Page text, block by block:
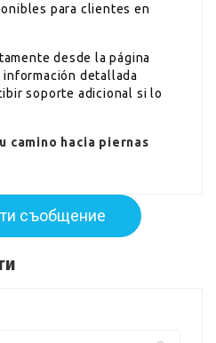
para clientes en
desde la página
detallada
soporte adicional si lo
camino hacia piernas
съобщение